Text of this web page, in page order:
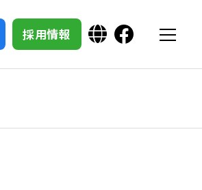
採用情報